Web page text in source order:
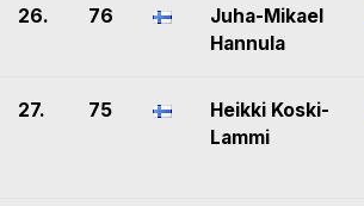
26. 76
Juha-Mikael
Hannula
27. 75
Heikki Koski-
Lammi